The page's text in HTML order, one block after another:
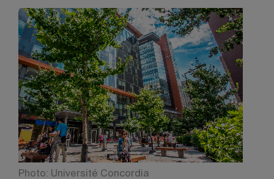
Photo: Université Concordia